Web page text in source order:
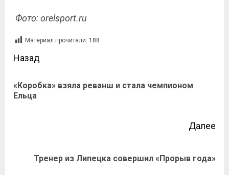
Фото:orelsport.ru
Материал прочитали: 188
Назад
«Коробка» взяла реванш и стала чемпионом
Ельца
Далее
Тренер из Липецка совершил «Прорыв года»